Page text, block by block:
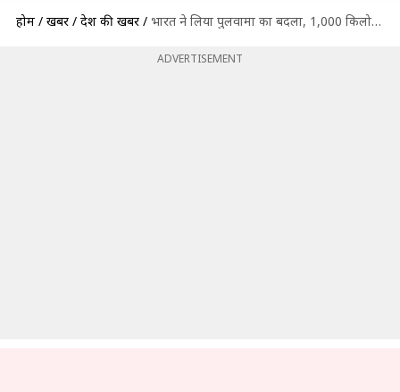
होम / खबरें / देश की खबरें / भारत ने लिया पुलवामा का बदला, 1,000 किलोग्राम बम गिराकर किये आतंकी कैंप तहस-नहस
ADVERTISEMENT